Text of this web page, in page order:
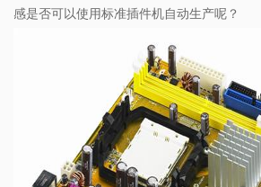
感是否可以使用标准插件机自动生产呢？